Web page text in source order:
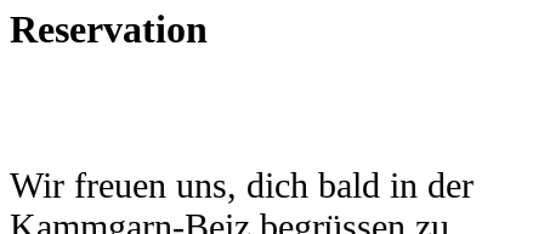
Reservation
Wir freuen uns, dich bald in der
Kammgarn-Beiz begrüssen zu